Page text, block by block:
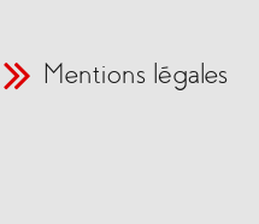
Mentions légales